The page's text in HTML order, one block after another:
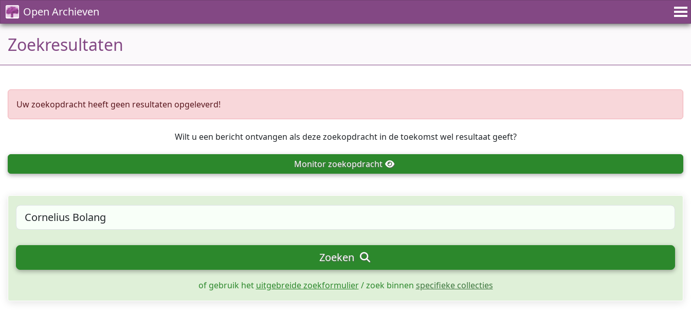
Open Archieven
Zoekresultaten
Uw zoekopdracht heeft geen resultaten opgeleverd!
Wilt u een bericht ontvangen als deze zoekopdracht in de toekomst wel resultaat geeft?
Monitorzoekopdracht
Zoeken
of gebruik het uitgebreide zoekformulier/ zoek binnen specifieke collecties